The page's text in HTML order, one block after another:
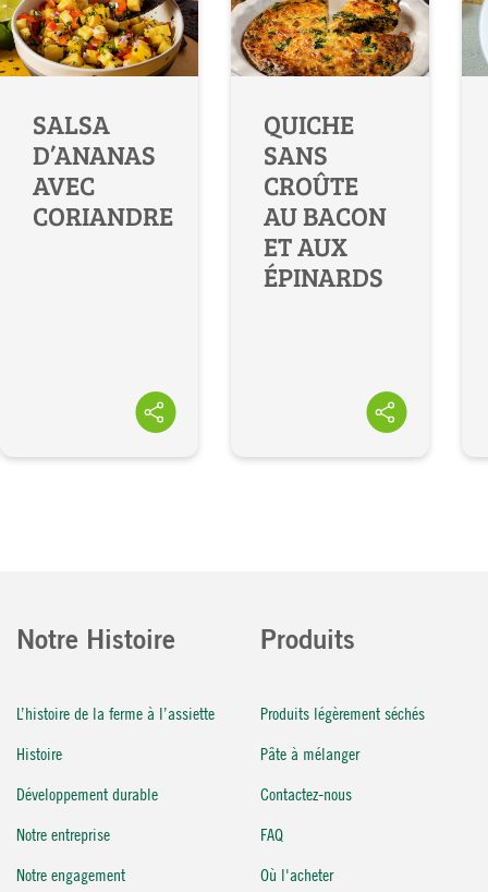
SALSA
D’ANANAS
AVEC
CORIANDRE
QUICHE
SANS
CROÛTE
AU BACON
ET AUX
ÉPINARDS
Notre Histoire
L’histoire de la ferme à l’assiette
Histoire
Développement durable
Notre entreprise
Notre engagement
Produits
Produits légèrement séchés
Pâte à mélanger
Contactez-nous
FAQ
Où l'acheter